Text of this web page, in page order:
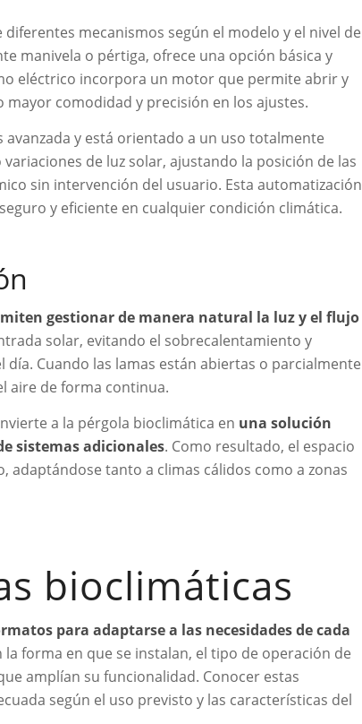
mecanismos según el modelo y el nivel de
manivela o pértiga, ofrece una opción básica y
eléctrico incorpora un motor que permite abrir y
comodidad y precisión en los ajustes.
avanzada y está orientado a un uso totalmente
de luz solar, ajustando la posición de las
sin intervención del usuario. Esta automatización
y eficiente en cualquier condición climática.
gestionar de manera natural la luz y el flujo
solar, evitando el sobrecalentamiento y
Cuando las lamas están abiertas o parcialmente
aire de forma continua.
a la pérgola bioclimática en una solución
sistemas adicionales. Como resultado, el espacio
tanto a climas cálidos como a zonas
bioclimáticas
para adaptarse a las necesidades de cada
la forma en que se instalan, el tipo de operación de
amplían su funcionalidad. Conocer estas
según el uso previsto y las características del